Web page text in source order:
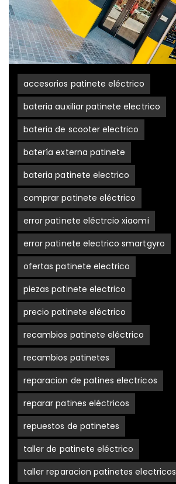
accesorios patinete eléctrico
bateria auxiliar patinete electrico
bateria de scooter electrico
batería externa patinete
bateria patinete electrico
comprar patinete eléctrico
error patinete eléctrcio xiaomi
error patinete electrico smartgyro
ofertas patinete electrico
piezas patinete electrico
precio patinete eléctrico
recambios patinete eléctrico
recambios patinetes
reparacion de patines electricos
reparar patines eléctricos
repuestos de patinetes
taller de patinete eléctrico
taller reparacion patinetes electricos